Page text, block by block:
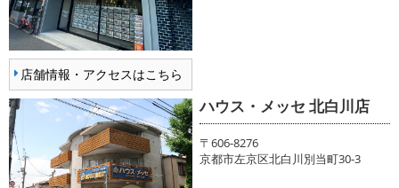
店舗情報・アクセスはこちら
ハウス・メッセ 北白川店
〒606-8276
京都市左京区北白川別当町30-3